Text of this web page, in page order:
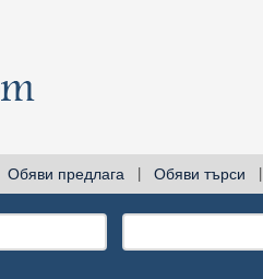
Обяви предлага Обяви търси